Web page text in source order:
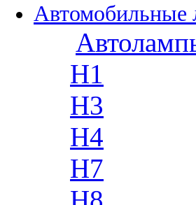
Автомобильные
H1
H3
H4
H7